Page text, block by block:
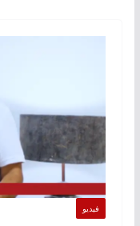
فيديو